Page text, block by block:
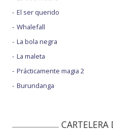
El ser querido
Whalefall
La bola negra
La maleta
Prácticamente magia 2
Burundanga
CARTELERA